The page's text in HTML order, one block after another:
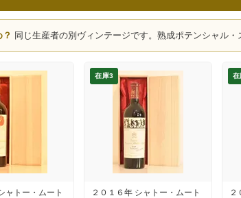
同じ生産者の別ヴィンテージです。熟成ポテンシャル
ャトー・ムート
在庫3
２０１６年 シャトー・ムート
在
２